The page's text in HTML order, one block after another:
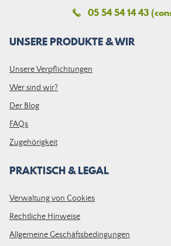
05 54 54 14 43
UNSERE PRODUKTE & WIR
Unsere Verpflichtungen
Wer sind wir?
Der Blog
FAQs
Zugehörigkeit
PRAKTISCH & LEGAL
Verwaltung von Cookies
Rechtliche Hinweise
Allgemeine Geschäftsbedingungen